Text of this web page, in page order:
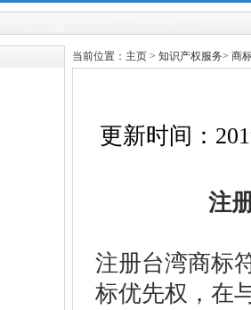
所得税汇算清缴申报鉴证
当前位置： 主页 > 知识产权服务> 商
更新时间：
注
注册台湾商标
标优先权，在